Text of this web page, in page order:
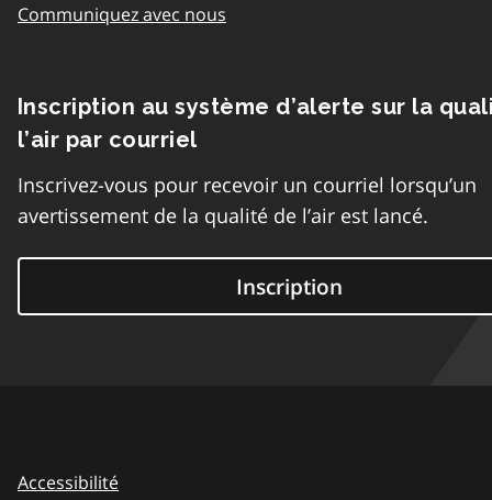
Communiquez avec nous
Inscription au système d’alerte sur la
l’air par courriel
Inscrivez-vous pour recevoir un courriel lorsqu’un
avertissement de la qualité de l’air est lancé.
Inscription
Accessibilité